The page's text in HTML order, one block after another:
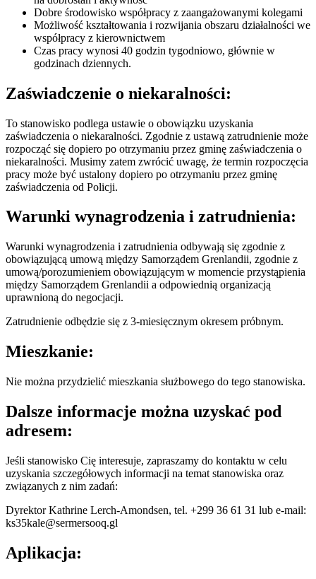
Dobre środowisko współpracy z zaangażowanymi kolegami
Możliwość kształtowania i rozwijania obszaru działalności we
współpracy z kierownictwem
Czas pracy wynosi 40 godzin tygodniowo, głównie w
godzinach dziennych.
Zaświadczenie o niekaralności:
To stanowisko podlega ustawie o obowiązku uzyskania
zaświadczenia o niekaralności. Zgodnie z ustawą zatrudnienie może
rozpocząć się dopiero po otrzymaniu przez gminę zaświadczenia o
niekaralności. Musimy zatem zwrócić uwagę, że termin rozpoczęcia
pracy może być ustalony dopiero po otrzymaniu przez gminę
zaświadczenia od Policji.
Warunki wynagrodzenia i zatrudnienia:
Warunki wynagrodzenia i zatrudnienia odbywają się zgodnie z
obowiązującą umową między Samorządem Grenlandii, zgodnie z
umową/porozumieniem obowiązującym w momencie przystąpienia
między Samorządem Grenlandii a odpowiednią organizacją
uprawnioną do negocjacji.
Zatrudnienie odbędzie się z 3-miesięcznym okresem próbnym.
Mieszkanie:
Nie można przydzielić mieszkania służbowego do tego stanowiska.
Dalsze informacje można uzyskać pod
adresem:
Jeśli stanowisko Cię interesuje, zapraszamy do kontaktu w celu
uzyskania szczegółowych informacji na temat stanowiska oraz
związanych z nim zadań:
Dyrektor Kathrine Lerch-Amondsen, tel. +299 36 61 31 lub e-mail:
ks35kale@sermersooq.gl
Aplikacja: